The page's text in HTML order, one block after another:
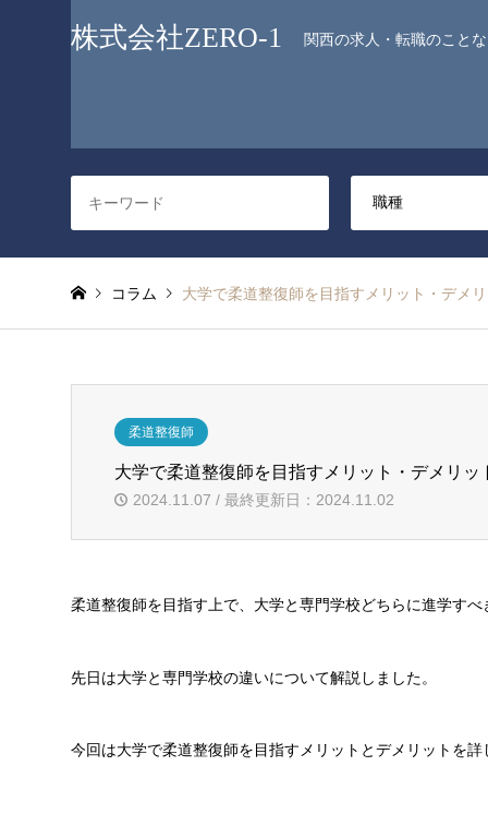
株式会社ZERO-1 関西の求人・転職のこと
コラム 大学で柔道整復師を目指すメリット・デメ
柔道整復師
大学で柔道整復師を目指すメリット・デメリッ
2024.11.07 / 最終更新日：2024.11.02
柔道整復師を目指す上で、大学と専門学校どちらに進学す
先日は大学と専門学校の違いについて解説しました。
今回は大学で柔道整復師を目指すメリットとデメリットを